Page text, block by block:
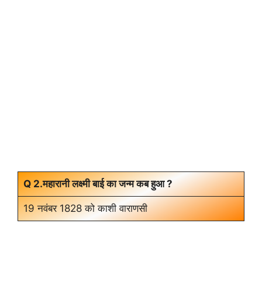
Q 2.महारानी लक्ष्मी बाई का जन्म कब हुआ ?
19 नवंबर 1828 को काशी वाराणसी